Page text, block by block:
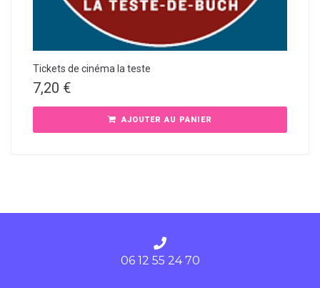
Tickets de cinéma la teste
7,20 €
AJOUTER AU PANIER
06 12 55 24 70